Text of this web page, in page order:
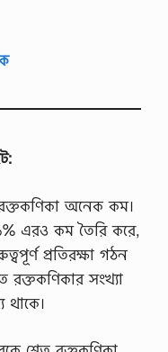
অনেক কম।
এরও কম তৈরি করে,
প্রতিরক্ষা গঠন
রক্তকণিকার সংখ্যা